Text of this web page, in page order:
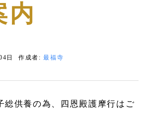
内
日 作成者:最福寺
総供養の為、四恩殿護摩行はご